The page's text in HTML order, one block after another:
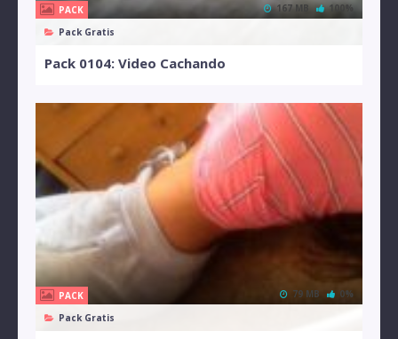
PACK
Pack Gratis
167 MB 100%
Pack 0104: Video Cachando
PACK
Pack Gratis
79 MB 0%